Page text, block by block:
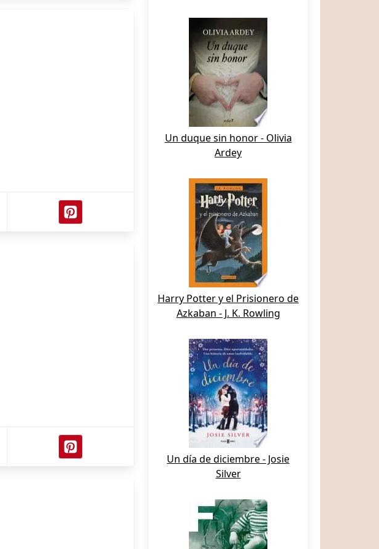
Un duque sin honor - Olivia
Ardey
Harry Potter y el Prisionero de
Azkaban - J. K. Rowling
Un día de diciembre - Josie
Silver